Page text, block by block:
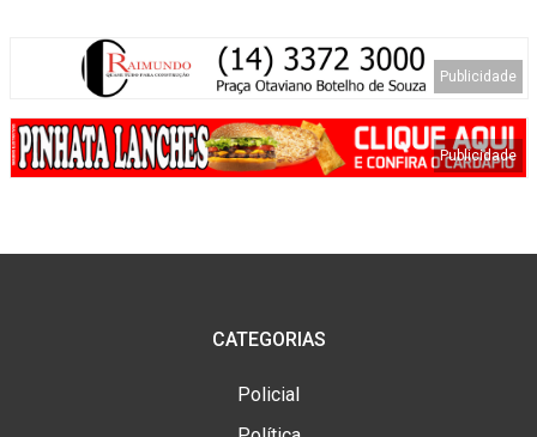
CATEGORIAS
Policial